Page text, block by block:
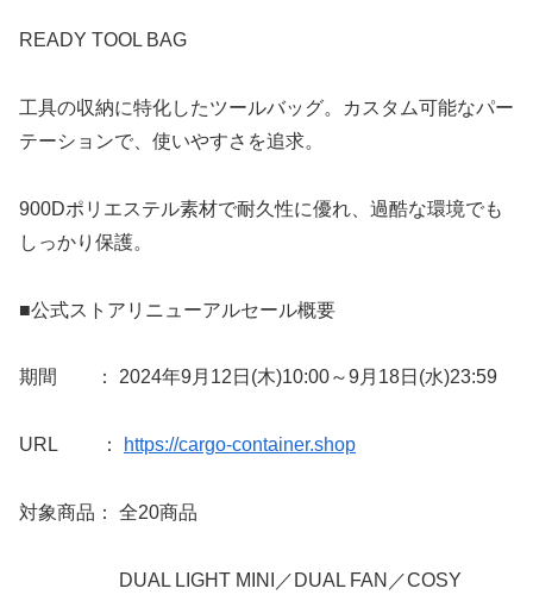
READY TOOL BAG
工具の収納に特化したツールバッグ。カスタム可能なパー
テーションで、使いやすさを追求。
900Dポリエステル素材で耐久性に優れ、過酷な環境でも
しっかり保護。
■公式ストアリニューアルセール概要
期間 ： 2024年9月12日(木)10:00～9月18日(水)23:59
URL ： https://cargo-container.shop
対象商品： 全20商品
DUAL LIGHT MINI／DUAL FAN／COSY